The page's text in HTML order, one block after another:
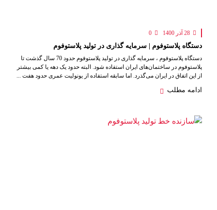
دستگاه پلاستوفوم | سرمایه گذاری در تولید پلاستوفوم
دستگاه پلاستوفوم ، سرمایه گذاری در تولید پلاستوفوم حدود 70 سال گذشت تا
پلاستوفوم در ساختمان‌های ایران استفاده شود. البته حدود یک دهه یا کمی بیشتر
از این اتفاق در ایران می‌گذرد. اما سابقه استفاده از یونولیت عمری حدود هفت ...
ادامه مطلب